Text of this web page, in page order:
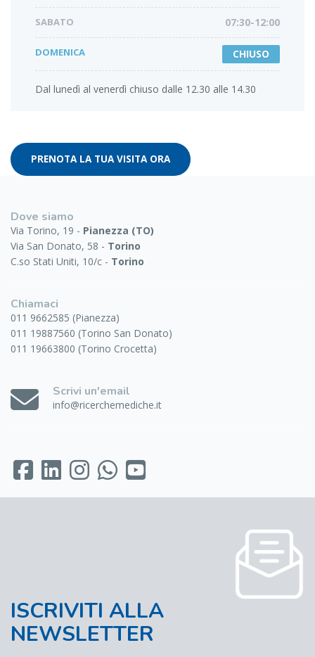
SABATO 07:30-12:00
DOMENICA CHIUSO
Dal lunedì al venerdì chiuso dalle 12.30 alle 14.30
PRENOTA LA TUA VISITA ORA
Dove siamo
Via Torino, 19 - Pianezza (TO)
Via San Donato, 58 - Torino
C.so Stati Uniti, 10/c - Torino
Chiamaci
011 9662585 (Pianezza)
011 19887560 (Torino San Donato)
011 19663800 (Torino Crocetta)
Scrivi un'email
info@ricerchemediche.it
ISCRIVITI ALLA
NEWSLETTER